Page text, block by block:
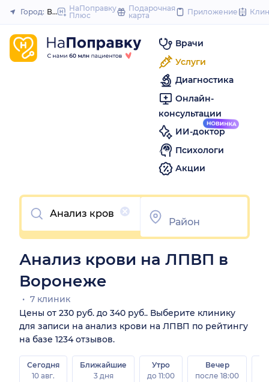
to
Закрыть
Город: ВоронежНаПоправку
Плюс
Подарочная
карта
Приложение
Врачи
Услуги
Диагностика
Онлайн-
консультации
ИИ-доктор
Психологи
Акции
Очистить
Анализ крови на ЛПВП в
Воронеже
7 клиник
Цены от 230 руб. до 340 руб.. Выберите клинику
для записи на анализ крови на ЛПВП по рейтингу
на базе 1234 отзывов.
Сегодня
10 авг.
Ближайшие
3 дня
Утро
до 11:00
Вечер
после 18:00